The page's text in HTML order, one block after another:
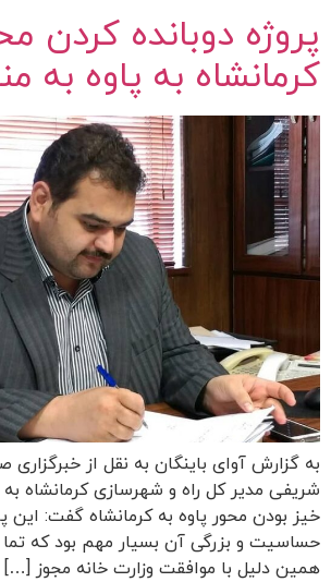
پروژه دوبانده کردن
کرمانشاه به پاوه به
به گزارش آوای باینگان به نقل از
شریفی مدیر کل راه و شهرسازی کرمانشاه
خیز بودن محور پاوه به کرمانشاه گفت: این
حساسیت و بزرگی آن بسیار مهم بود که تما
همین دلیل با موافقت وزارت خانه مجوز […]